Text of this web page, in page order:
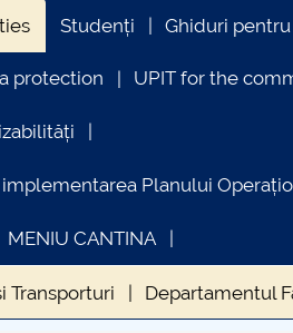
Studenți Ghiduri pentru
protection UPIT for the
Planului
MENIU CANTINA
Transporturi Departamentul